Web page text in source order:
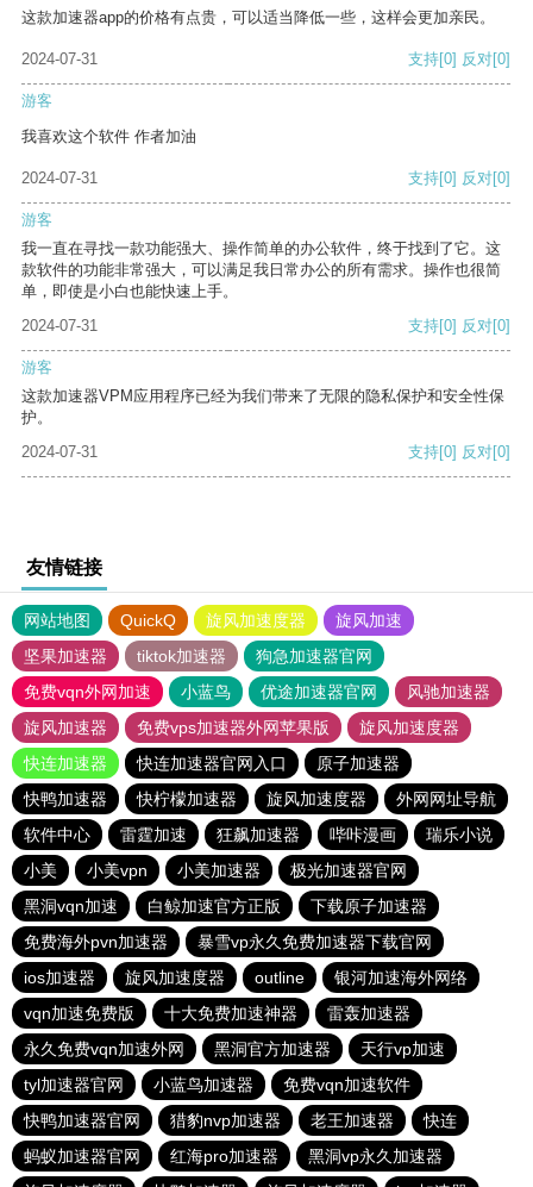
这款加速器app的价格有点贵，可以适当降低一些，这样会更加亲民。
2024-07-31 支持[0] 反对[0]
游客
我喜欢这个软件 作者加油
2024-07-31 支持[0] 反对[0]
游客
我一直在寻找一款功能强大、操作简单的办公软件，终于找到了它。这
款软件的功能非常强大，可以满足我日常办公的所有需求。操作也很简
单，即使是小白也能快速上手。
2024-07-31
支持[0] 反对[0]
游客
这款加速器VPM应用程序已经为我们带来了无限的隐私保护和安全性保
护。
2024-07-31
支持[0] 反对[0]
友情链接
网站地图 QuickQ 旋风加速度器
旋风加速
坚果加速器
tiktok加速器
狗急加速器官网
免费vqn外网加速
小蓝鸟 优途加速器官网
风驰加速器
旋风加速器
免费vps加速器外网苹果版
旋风加速度器
快连加速器
快连加速器官网入口
原子加速器
快鸭加速器
快柠檬加速器 旋风加速度器
外网网址导航
软件中心
雷霆加速 狂飙加速器 哔咔漫画
瑞乐小说
小美
小美vpn 小美加速器
极光加速器官网
黑洞vqn加速
白鲸加速官方正版
下载原子加速器
免费海外pvn加速器
暴雪vp永久免费加速器下载官网
ios加速器
旋风加速度器 outline
银河加速海外网络
vqn加速免费版
十大免费加速神器
雷轰加速器
永久免费vqn加速外网
黑洞官方加速器
天行vp加速
tyl加速器官网
小蓝鸟加速器
免费vqn加速软件
快鸭加速器官网
猎豹nvp加速器 老王加速器
快连
蚂蚁加速器官网
红海pro加速器
黑洞vp永久加速器